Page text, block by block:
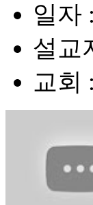
일자
설교
교회